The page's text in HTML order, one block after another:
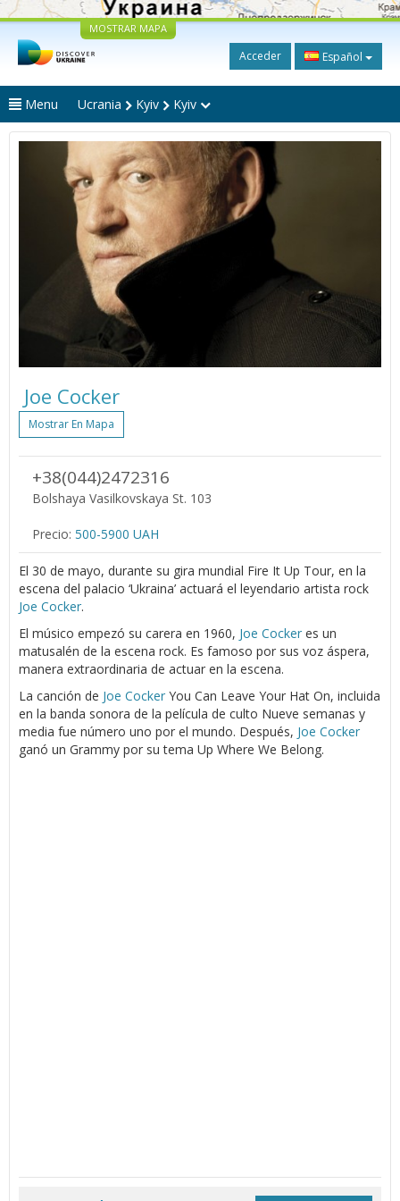
MOSTRAR MAPA
Acceder Español
Menu Ucrania Kyiv Kyiv
Joe Cocker
Mostrar En Mapa
+38(044)2472316
Bolshaya Vasilkovskaya St. 103
Precio: 500-5900 UAH
El 30 de mayo, durante su gira mundial Fire It Up Tour, en la
escena del palacio ‘Ukraina’ actuará el leyendario artista rock
Joe Cocker.
El músico empezó su carera en 1960, Joe Cocker es un
matusalén de la escena rock. Es famoso por sus voz áspera,
manera extraordinaria de actuar en la escena.
La canción de Joe Cocker You Can Leave Your Hat On, incluida
en la banda sonora de la película de culto Nueve semanas y
media fue número uno por el mundo. Después, Joe Cocker
ganó un Grammy por su tema Up Where We Belong.